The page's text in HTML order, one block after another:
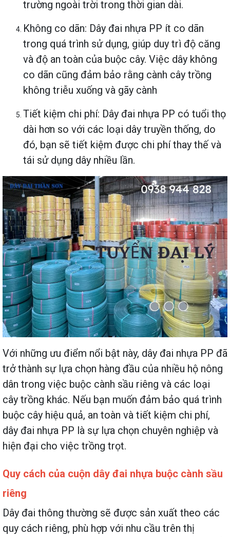
trường ngoài trời trong thời gian dài.
Không co dãn: Dây đai nhựa PP ít co dãn
trong quá trình sử dụng, giúp duy trì độ căng
và độ an toàn của buộc cây. Việc dây không
co dãn cũng đảm bảo rằng cành cây trồng
không triễu xuống và gãy cành
Tiết kiệm chi phí: Dây đai nhựa PP có tuổi thọ
dài hơn so với các loại dây truyền thống, do
đó, bạn sẽ tiết kiệm được chi phí thay thế và
tái sử dụng dây nhiều lần.
Với những ưu điểm nổi bật này, dây đai nhựa PP đã
trở thành sự lựa chọn hàng đầu của nhiều hộ nông
dân trong việc buộc cành sầu riêng và các loại
cây trồng khác. Nếu bạn muốn đảm bảo quá trình
buộc cây hiệu quả, an toàn và tiết kiệm chi phí,
dây đai nhựa PP là sự lựa chọn chuyên nghiệp và
hiện đại cho việc trồng trọt.
Quy cách của cuộn dây đai nhựa buộc cành sầu
riêng
Dây đai thông thường sẽ được sản xuất theo các
quy cách riêng, phù hợp với nhu cầu trên thị